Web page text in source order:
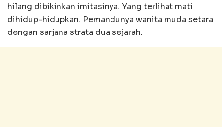
hilang dibikinkan imitasinya. Yang terlihat mati
dihidup-hidupkan. Pemandunya wanita muda setara
dengan sarjana strata dua sejarah.